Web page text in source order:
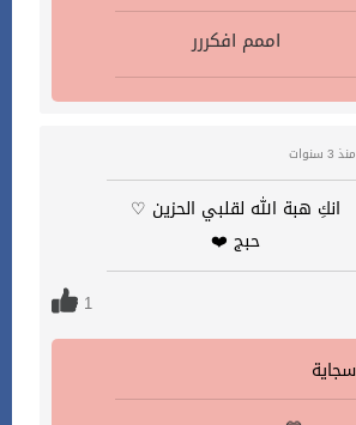
اممم افكررر
منذ 3 سنوات
انكِ هبة الله لقلبي الحزين ♡
حبج ❤️
1